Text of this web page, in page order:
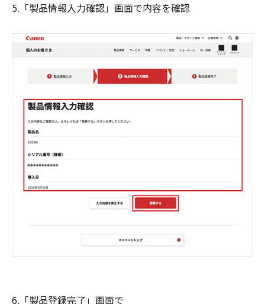
5.「製品情報入力確認」画面で内容を確認
6.「製品登録完了」画面で